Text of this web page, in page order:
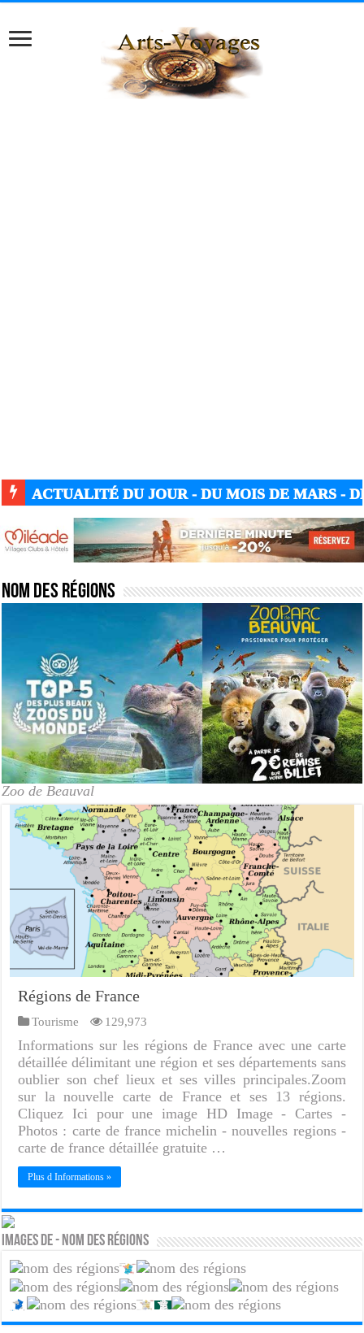
ACTUALITÉ DU JOUR - DU MOIS DE MARS -
Nom des régions
Zoo de Beauval
Régions de France
Tourisme 129,973
Informations sur les régions de France avec une carte
détaillée délimitant une région et ses départements sans
oublier son chef lieux et ses villes principales.Zoom
sur la nouvelle carte de France et ses 13 régions.
Cliquez Ici pour une image HD Image - Cartes -
Photos : carte de france michelin - nouvelles regions -
carte de france détaillée gratuite …
Plus d Informations »
Images de - Nom des régions